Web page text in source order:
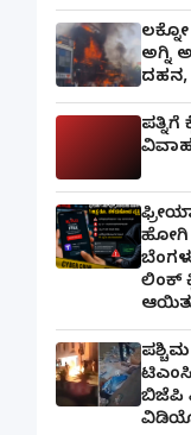
ಅಗ್ನಿ
ದಹನ,
ಪತ್ನಿಗೆ
ಹೋಗಿ
ಲಿಂಕ್
ಟಿಎಂಸಿ
ಬಿಜೆಪಿ